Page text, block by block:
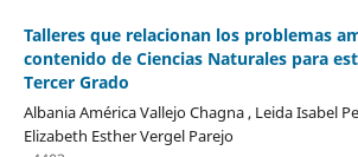
Talleres que relacionan los problemas
contenido de Ciencias Naturales para
Tercer Grado
Albania América Vallejo Chagna , Leida Isabel
Elizabeth Esther Vergel Parejo